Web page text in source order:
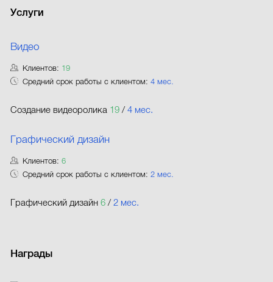
Услуги
Видео
Клиентов: 19
Средний срок работы с клиентом:4 мес.
Создание видеоролика 19 /4 мес.
Графический дизайн
Клиентов:6
Средний срок работы с клиентом:2 мес.
Графический дизайн 6 /2 мес.
Награды